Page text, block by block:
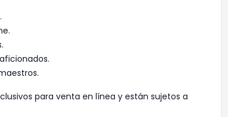
para venta en línea y están sujetos a